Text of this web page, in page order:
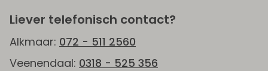
Liever telefonisch contact?
Alkmaar: 072 - 511 2560
Veenendaal: 0318 - 525 356